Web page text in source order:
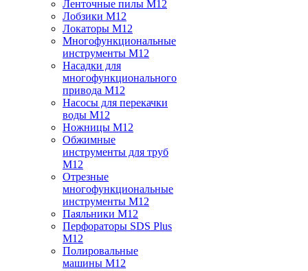
Ленточные пилы M12
Лобзики M12
Локаторы M12
Многофункциональные
инструменты M12
Насадки для
многофункционального
привода M12
Насосы для перекачки
воды M12
Ножницы M12
Обжимные
инструменты для труб
M12
Отрезные
многофункциональные
инструменты M12
Паяльники M12
Перфораторы SDS Plus
M12
Полировальные
машины M12